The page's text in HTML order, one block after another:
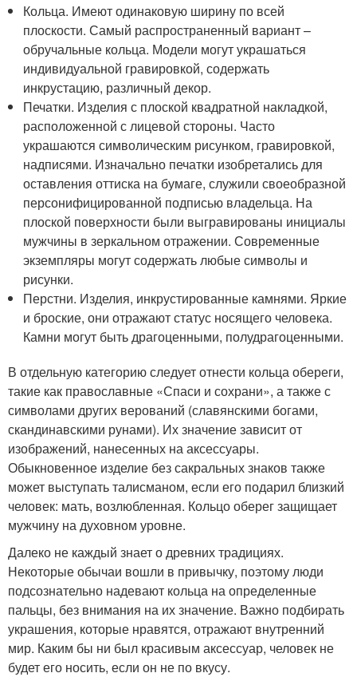
Кольца. Имеют одинаковую ширину по всей
плоскости. Самый распространенный вариант –
обручальные кольца. Модели могут украшаться
индивидуальной гравировкой, содержать
инкрустацию, различный декор.
Печатки. Изделия с плоской квадратной накладкой,
расположенной с лицевой стороны. Часто
украшаются символическим рисунком, гравировкой,
надписями. Изначально печатки изобретались для
оставления оттиска на бумаге, служили своеобразной
персонифицированной подписью владельца. На
плоской поверхности были выгравированы инициалы
мужчины в зеркальном отражении. Современные
экземпляры могут содержать любые символы и
рисунки.
Перстни. Изделия, инкрустированные камнями. Яркие
и броские, они отражают статус носящего человека.
Камни могут быть драгоценными, полудрагоценными.
В отдельную категорию следует отнести кольца обереги,
такие как православные «Спаси и сохрани», а также с
символами других верований (славянскими богами,
скандинавскими рунами). Их значение зависит от
изображений, нанесенных на аксессуары.
Обыкновенное изделие без сакральных знаков также
может выступать талисманом, если его подарил близкий
человек: мать, возлюбленная. Кольцо оберег защищает
мужчину на духовном уровне.
Далеко не каждый знает о древних традициях.
Некоторые обычаи вошли в привычку, поэтому люди
подсознательно надевают кольца на определенные
пальцы, без внимания на их значение. Важно подбирать
украшения, которые нравятся, отражают внутренний
мир. Каким бы ни был красивым аксессуар, человек не
будет его носить, если он не по вкусу.